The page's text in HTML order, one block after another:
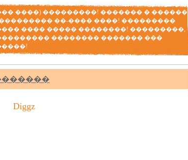
����) ���������! ������� � ������
��-���� ����! ���������
���� ����� ��������! ���������,
�������� ������� ���
Diggz